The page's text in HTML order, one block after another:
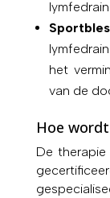
het
van de
Hoe
De